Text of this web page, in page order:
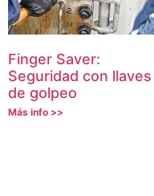
Finger Saver:
Seguridad con llaves
de golpeo
Más info >>